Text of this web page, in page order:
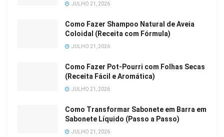
JULHO 21, 2026
Como Fazer Shampoo Natural de Aveia
Coloidal (Receita com Fórmula)
JULHO 21, 2026
Como Fazer Pot-Pourri com Folhas Secas
(Receita Fácil e Aromática)
JULHO 21, 2026
Como Transformar Sabonete em Barra em
Sabonete Líquido (Passo a Passo)
JULHO 21, 2026